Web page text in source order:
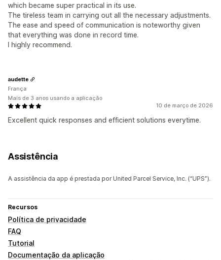
which became super practical in its use.
The tireless team in carrying out all the necessary adjustments.
The ease and speed of communication is noteworthy given
that everything was done in record time.
I highly recommend.
10 de março de 2026
Excellent quick responses and efficient solutions everytime.
audette
França
Mais de 3 anos usando a aplicação
Assistência
A assistência da app é prestada por United Parcel Service, Inc. (“UPS”).
Recursos
Política de privacidade
FAQ
Tutorial
Documentação da aplicação